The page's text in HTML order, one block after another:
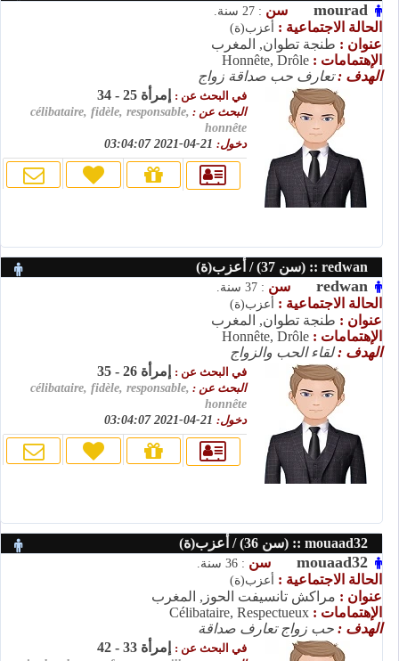
mourad سن : 27 سنة.
الحالة الاجتماعية : أعزب(ة)
عنوان : طنجة تطوان, المغرب
الإهتمامات : Honnête, Drôle
الهدف :تعارف حب صداقة زواج
في البحث عن : إمرأة 25 - 34
البحث عن : célibataire, fidèle, responsable,
honnête
دخول:
redwan سن : 37 سنة.
الحالة الاجتماعية : أعزب(ة)
عنوان : طنجة تطوان, المغرب
الإهتمامات : Honnête, Drôle
الهدف :لقاء الحب والزواج
في البحث عن : إمرأة 26 - 35
البحث عن : célibataire, fidèle, responsable,
honnête
دخول:
mouaad32 سن : 36 سنة.
الحالة الاجتماعية : أعزب(ة)
عنوان : مراكش تانسيفت الحوز, المغرب
الإهتمامات : Célibataire, Respectueux
الهدف : حب زواج تعارف صداقة
في البحث عن : إمرأة 33 - 42